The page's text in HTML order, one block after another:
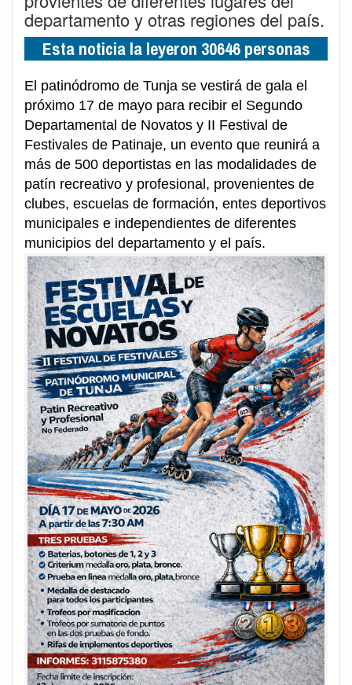
departamento y otras regiones del país.
Esta noticia la leyeron 30646 personas
El patinódromo de Tunja se vestirá de gala el
próximo 17 de mayo para recibir el Segundo
Departamental de Novatos y II Festival de
Festivales de Patinaje, un evento que reunirá a
más de 500 deportistas en las modalidades de
patín recreativo y profesional, provenientes de
clubes, escuelas de formación, entes deportivos
municipales e independientes de diferentes
municipios del departamento y el país.